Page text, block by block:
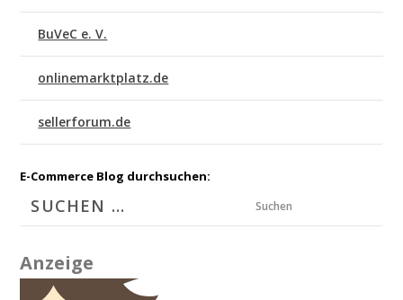
BuVeC e. V.
onlinemarktplatz.de
sellerforum.de
E-Commerce Blog durchsuchen:
Suchen
Anzeige